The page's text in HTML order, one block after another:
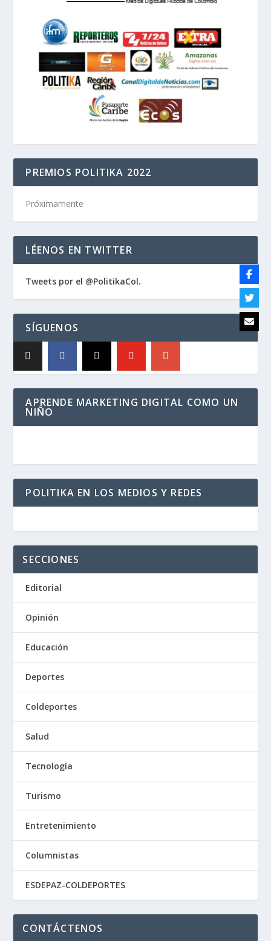
PREMIOS POLITIKA 2022
Próximamente
LÉENOS EN TWITTER
Tweets por el @PolitikaCol.
SÍGUENOS
APRENDE MARKETING DIGITAL COMO UN
NIÑO
POLITIKA EN LOS MEDIOS Y REDES
SECCIONES
Editorial
Opinión
Educación
Deportes
Coldeportes
Salud
Tecnología
Turismo
Entretenimiento
Columnistas
ESDEPAZ-COLDEPORTES
CONTÁCTENOS